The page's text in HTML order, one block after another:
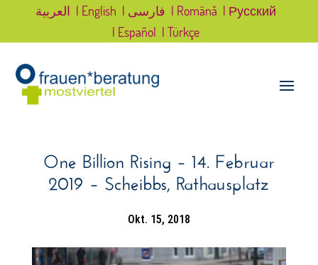
العربية | English | فارسی | Română | Русский
| Español | Türkçe
One Billion Rising – 14. Februar
2019 – Scheibbs, Rathausplatz
Okt. 15, 2018